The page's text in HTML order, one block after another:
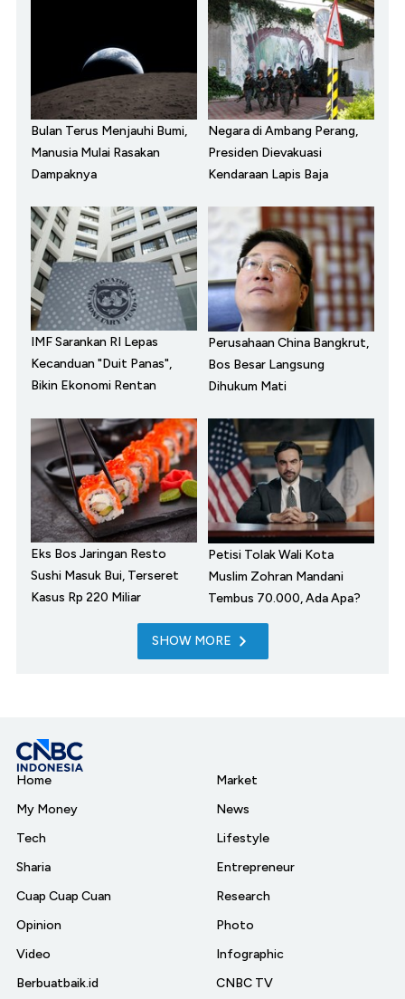
Bulan Terus Menjauhi Bumi,
Manusia Mulai Rasakan
Dampaknya
Negara di Ambang Perang,
Presiden Dievakuasi
Kendaraan Lapis Baja
IMF Sarankan RI Lepas
Kecanduan "Duit Panas",
Bikin Ekonomi Rentan
Perusahaan China Bangkrut,
Bos Besar Langsung
Dihukum Mati
Eks Bos Jaringan Resto
Sushi Masuk Bui, Terseret
Kasus Rp 220 Miliar
Petisi Tolak Wali Kota
Muslim Zohran Mandani
Tembus 70.000, Ada Apa?
SHOW MORE
Home
My Money
Tech
Sharia
Cuap Cuap Cuan
Opinion
Video
Berbuatbaik.id
Market
News
Lifestyle
Entrepreneur
Research
Photo
Infographic
CNBC TV